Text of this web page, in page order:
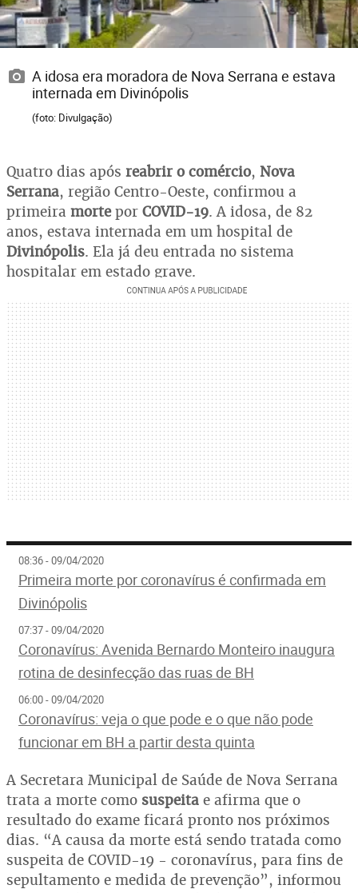
A idosa era moradora de Nova Serrana e estava
internada em Divinópolis
(foto: Divulgação)
Quatro dias após reabrir o comércio, Nova
Serrana, região Centro-Oeste, confirmou a
primeira mortepor COVID-19. A idosa, de 82
anos, estava internada em um hospital de
Divinópolis. Ela já deu entrada no sistema
hospitalar em estado grave.
08:36 - 09/04/2020
Primeira morte por coronavírus é confirmada em
Divinópolis
07:37 - 09/04/2020
Coronavírus: Avenida Bernardo Monteiro inaugura
rotina de desinfecção das ruas de BH
06:00 - 09/04/2020
Coronavírus: veja o que pode e o que não pode
funcionar em BH a partir desta quinta
A Secretara Municipal de Saúde de Nova Serrana
trata a morte como suspeita e afirma que o
resultado do exame ficará pronto nos próximos
dias. “A causa da morte está sendo tratada como
suspeita de COVID-19 - coronavírus, para fins de
sepultamento e medida de prevenção”, informou